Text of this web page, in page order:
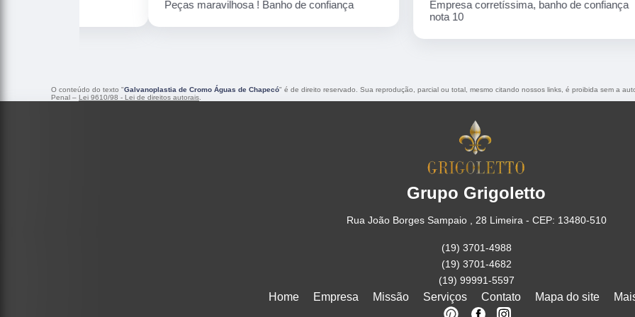
Peças maravilhosa ! Banho de confiança
Empresa corretíssima, banho de confiança
O conteúdo do texto "Galvanoplastia de Cromo Águas de Chapecó" é de direito reservado. Sua reprodução, parcial ou total, mesmo citando nossos links, é proibida sem a
Penal – Lei 9610/98 - Lei de direitos autorais
Grupo Grigoletto
Rua João Borges Sampaio , 28 Limeira - CEP: 13480-510
(19) 3701-4988
(19) 3701-4682
(19) 99991-5597
Home Empresa Missão Serviços Contato Mapa do site